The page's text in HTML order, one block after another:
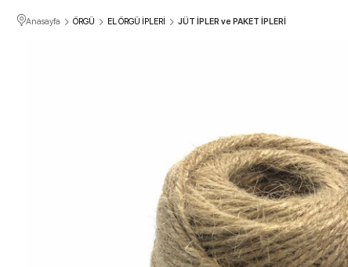
Anasayfa ÖRGÜ EL ÖRGÜ İPLERİ JÜT İPLER ve PAKET İPLERİ